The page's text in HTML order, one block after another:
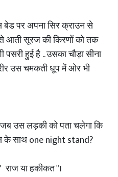
पर अपना सिर क्राउन से
आती सूरज की किरणों को तक
पसरी हुई है .. उसका चौड़ा सीना
उस चमकती धूप में ओर भी
जब उस लड़की को पता चलेगा कि
साथ one night stand?
राज या हकीकत "।